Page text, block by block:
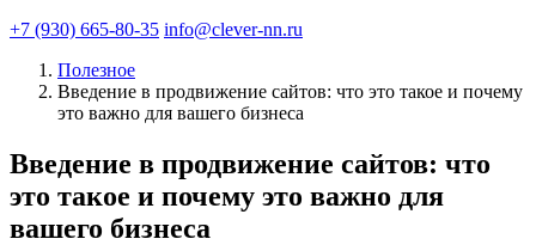
+7 (930) 665-80-35 info@clever-nn.ru
Полезное
Введение в продвижение сайтов: что это такое и почему
это важно для вашего бизнеса
Введение в продвижение сайтов: что
это такое и почему это важно для
вашего бизнеса